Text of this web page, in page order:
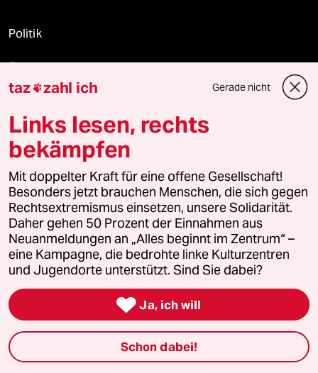
Politik
Sport
Berlin
Nord
Wahrheit
Themen
taz zahl ich Gerade nicht
Links lesen, rechts
bekämpfen
Mit doppelter Kraft für eine offene Gesellschaft!
Besonders jetzt brauchen Menschen, die sich gegen
Rechtsextremismus einsetzen, unsere Solidarität.
Daher gehen 50 Prozent der Einnahmen aus
Neuanmeldungen an „Alles beginnt im Zentrum“ –
eine Kampagne, die bedrohte linke Kulturzentren
und Jugendorte unterstützt. Sind Sie dabei?
 Ja, ich will
Schon dabei!